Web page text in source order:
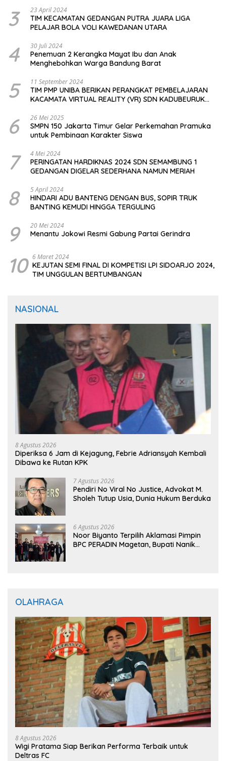
3 23 April 2024
TIM KECAMATAN GEDANGAN PUTRA JUARA LIGA
PELAJAR BOLA VOLI KAWEDANAN UTARA
4 30 Juli 2024
Penemuan 2 Kerangka Mayat Ibu dan Anak
Menghebohkan Warga Bandung Barat
5 11 September 2024
TIM PMP UNIBA BERIKAN PERANGKAT PEMBELAJARAN
KACAMATA VIRTUAL REALITY (VR) SDN KADUBEURUK
6 26 Mei 2025
SMPN 150 Jakarta Timur Gelar Perkemahan Pramuka
untuk Pembinaan Karakter Siswa
7 4 Mei 2024
PERINGATAN HARDIKNAS 2024 SDN SEMAMBUNG 1
GEDANGAN DIGELAR SEDERHANA NAMUN MERIAH
8 5 April 2024
HINDARI ADU BANTENG DENGAN BUS, SOPIR TRUK
BANTING KEMUDI HINGGA TERGULING
9 20 Mei 2024
Menantu Jokowi Resmi Gabung Partai Gerindra
10 6 Maret 2024
KEJUTAN SEMI FINAL DI KOMPETISI LPI SIDOARJO 2024,
TIM UNGGULAN BERTUMBANGAN
NASIONAL
8 Agustus 2026
Diperiksa 6 Jam di Kejagung, Febrie Adriansyah Kembali
Dibawa ke Rutan KPK
7 Agustus 2026
Pendiri No Viral No Justice, Advokat M.
Sholeh Tutup Usia, Dunia Hukum Berduka
6 Agustus 2026
Noor Biyanto Terpilih Aklamasi Pimpin
BPC PERADIN Magetan, Bupati Nanik
OLAHRAGA
8 Agustus 2026
Wigi Pratama Siap Berikan Performa Terbaik untuk
Deltras FC